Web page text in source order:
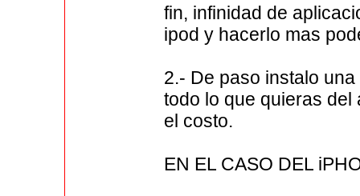
fin, infinidad de
ipod y hacerlo mas
2.- De paso instalo
todo lo que quieras del
el costo.
EN EL CASO DEL